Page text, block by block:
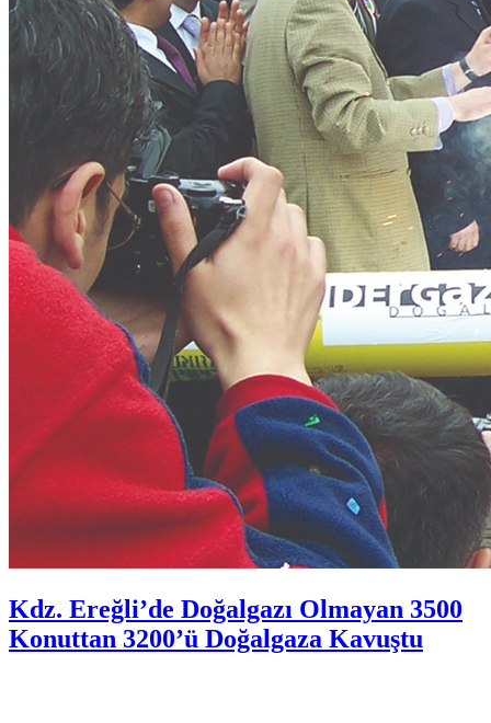
Kdz. Ereğli’de Doğalgazı Olmayan 3500
Konuttan 3200’ü Doğalgaza Kavuştu